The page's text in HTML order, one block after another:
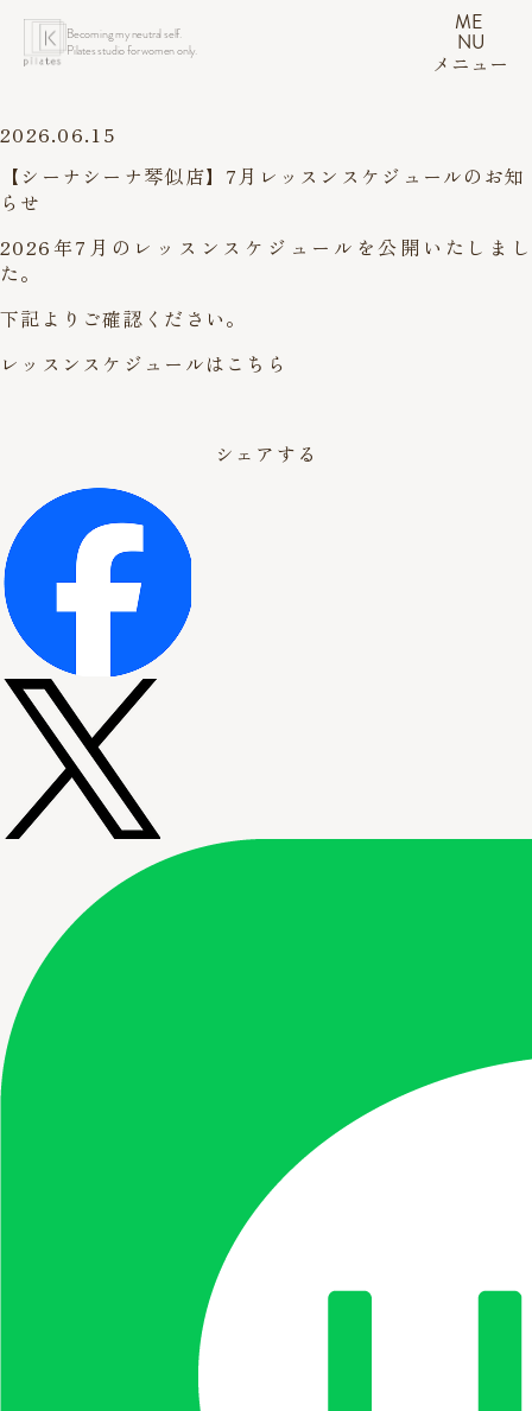
Becoming my neutral self.
Pilates studio for women only.
ME
NU
メニュー
2026.06.15
【シーナシーナ琴似店】7月レッスンスケジュールのお知
らせ
2026年7月のレッスンスケジュールを公開いたしまし
た。
下記よりご確認ください。
レッスンスケジュールはこちら
シェアする